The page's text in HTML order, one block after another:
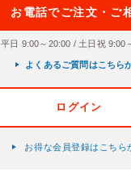
お電話でご注文・ご
平日 9:00～20:00 / 土日祝 9:00
よくあるご質問はこちら
ログイン
お得な会員登録はこちら